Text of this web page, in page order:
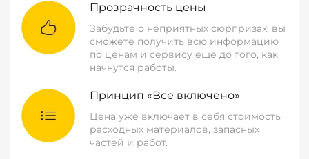
Прозрачность цены
Забудьте о неприятных сюрпризах: вы
сможете получить всю информацию
по ценам и сервису еще до того, как
начнутся работы.
Принцип «Все включено»
Цена уже включает в себя стоимость
расходных материалов, запасных
частей и работ.